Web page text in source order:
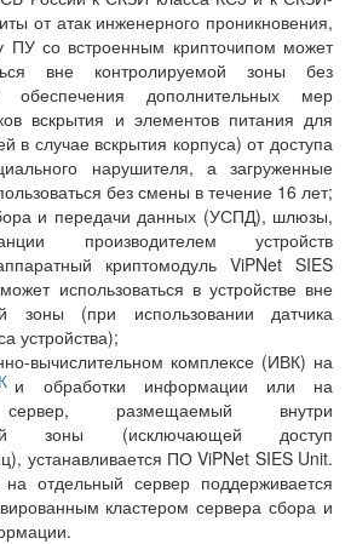
от атак инженерного проникновения,
ПУ со встроенным крипточипом может
вне контролируемой зоны без
обеспечения дополнительных мер
вскрытия и элементов питания для
в случае вскрытия корпуса) от доступа
нарушителя, а загруженные
без смены в течение 16 лет;
и передачи данных (УСПД), шлюзы,
производителем устройств
криптомодуль ViPNet SIES
использоваться в устройстве вне
зоны (при использовании датчика
устройства);
вычислительном комплексе (ИВК) на
и обработки информации или на
размещаемый внутри
зоны (исключающей доступ
устанавливается ПО ViPNet SIES Unit.
отдельный сервер поддерживается
кластером сервера сбора и